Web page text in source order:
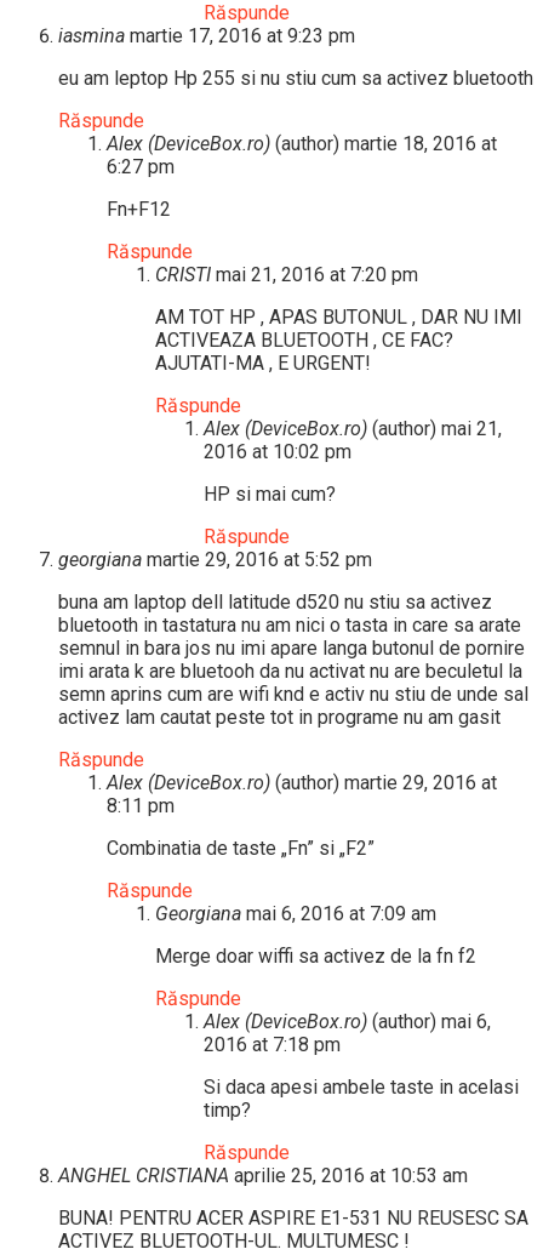
Răspunde
iasmina martie 17, 2016 at 9:23 pm
eu am leptop Hp 255 si nu stiu cum sa activez bluetooth
Răspunde
Alex (DeviceBox.ro) (author) martie 18, 2016 at
6:27 pm
Fn+F12
Răspunde
CRISTI mai 21, 2016 at 7:20 pm
AM TOT HP , APAS BUTONUL , DAR NU IMI
ACTIVEAZA BLUETOOTH , CE FAC?
AJUTATI-MA , E URGENT!
Răspunde
Alex (DeviceBox.ro) (author) mai 21,
2016 at 10:02 pm
HP si mai cum?
Răspunde
georgiana martie 29, 2016 at 5:52 pm
buna am laptop dell latitude d520 nu stiu sa activez
bluetooth in tastatura nu am nici o tasta in care sa arate
semnul in bara jos nu imi apare langa butonul de pornire
imi arata k are bluetooh da nu activat nu are beculetul la
semn aprins cum are wifi knd e activ nu stiu de unde sal
activez lam cautat peste tot in programe nu am gasit
Răspunde
Alex (DeviceBox.ro) (author) martie 29, 2016 at
8:11 pm
Combinatia de taste „Fn” si „F2”
Răspunde
Georgiana mai 6, 2016 at 7:09 am
Merge doar wiffi sa activez de la fn f2
Răspunde
Alex (DeviceBox.ro) (author) mai 6,
2016 at 7:18 pm
Si daca apesi ambele taste in acelasi
timp?
Răspunde
ANGHEL CRISTIANA aprilie 25, 2016 at 10:53 am
BUNA! PENTRU ACER ASPIRE E1-531 NU REUSESC SA
ACTIVEZ BLUETOOTH-UL. MULTUMESC !